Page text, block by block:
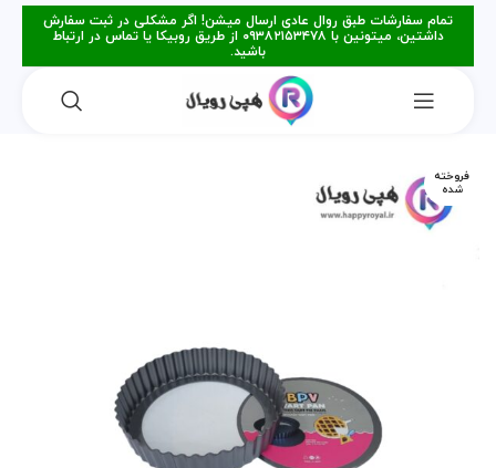
تمام سفارشات طبق روال عادی ارسال میشن! اگر مشکلی در ثبت سفارش
داشتین، میتونین با ۰۹۳۸۲۱۵۳۴۷۸ از طریق روبیکا یا تماس در ارتباط
باشید.
فروخته
شده